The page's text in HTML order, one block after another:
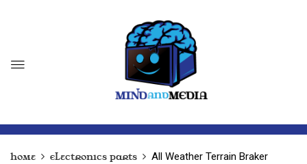
Home Electronics Parts
All Weather Terrain Braker